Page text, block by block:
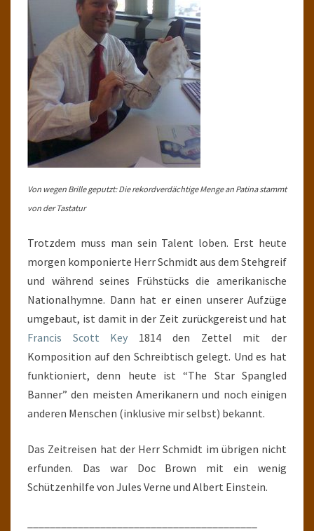
Von wegen Brille geputzt: Die rekordverdächtige Menge an Patina stammt
von der Tastatur
Trotzdem muss man sein Talent loben. Erst heute
morgen komponierte Herr Schmidt aus dem Stehgreif
und während seines Frühstücks die amerikanische
Nationalhymne. Dann hat er einen unserer Aufzüge
umgebaut, ist damit in der Zeit zurückgereist und hat
Francis Scott Key 1814 den Zettel mit der
Komposition auf den Schreibtisch gelegt. Und es hat
funktioniert, denn heute ist “The Star Spangled
Banner” den meisten Amerikanern und noch einigen
anderen Menschen (inklusive mir selbst) bekannt.
Das Zeitreisen hat der Herr Schmidt im übrigen nicht
erfunden. Das war Doc Brown mit ein wenig
Schützenhilfe von Jules Verne und Albert Einstein.